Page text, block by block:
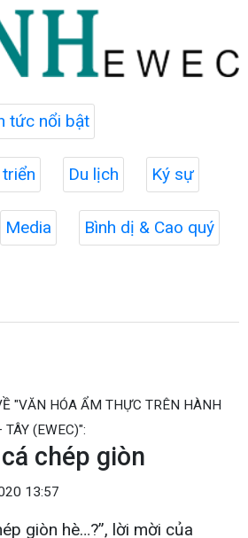
tức nổi bật
Du lịch Ký sự
Media Bình dị & Cao quý
"VĂN HÓA ẨM THỰC TRÊN HÀNH
(EWEC)":
chép giòn
13:57
giòn hè…?”, lời mời của